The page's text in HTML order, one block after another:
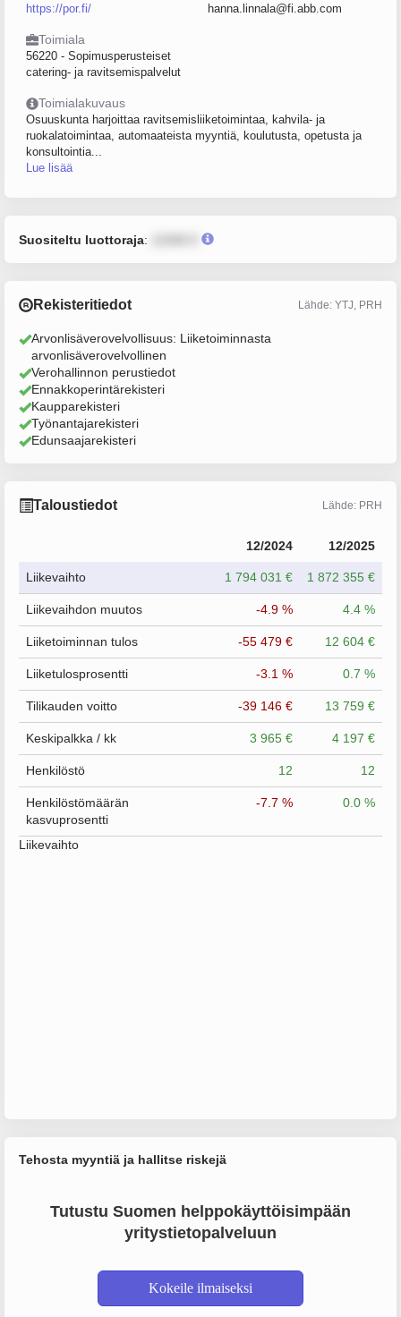
https://por.fi/ hanna.linnala@fi.abb.com
Toimiala
56220 - Sopimusperusteiset
catering- ja ravitsemispalvelut
Toimialakuvaus
Osuuskunta harjoittaa ravitsemisliiketoimintaa, kahvila- ja
ruokalatoimintaa, automaateista myyntiä, koulutusta, opetusta ja
konsultointia...
Lue lisää
Suositeltu luottoraja:
Rekisteritiedot Lähde: YTJ, PRH
Arvonlisäverovelvollisuus: Liiketoiminnasta
arvonlisäverovelvollinen
Verohallinnon perustiedot
Ennakkoperintärekisteri
Kaupparekisteri
Työnantajarekisteri
Edunsaajarekisteri
Taloustiedot Lähde: PRH
12/2024 12/2025
Liikevaihto 1 794 031 € 1 872 355 €
Liikevaihdon muutos -4.9 % 4.4 %
Liiketoiminnan tulos -55 479 € 12 604 €
Liiketulosprosentti -3.1 % 0.7 %
Tilikauden voitto -39 146 € 13 759 €
Keskipalkka / kk 3 965 € 4 197 €
Henkilöstö 12 12
Henkilöstömäärän
kasvuprosentti
-7.7 % 0.0 %
Liikevaihto
Tehosta myyntiä ja hallitse riskejä
Tutustu Suomen helppokäyttöisimpään
yritystietopalveluun
Kokeile ilmaiseksi